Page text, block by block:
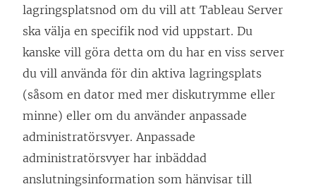
lagringsplatsnod om du vill att Tableau Server
ska välja en specifik nod vid uppstart. Du
kanske vill göra detta om du har en viss server
du vill använda för din aktiva lagringsplats
(såsom en dator med mer diskutrymme eller
minne) eller om du använder anpassade
administratörsvyer. Anpassade
administratörsvyer har inbäddad
anslutningsinformation som hänvisar till